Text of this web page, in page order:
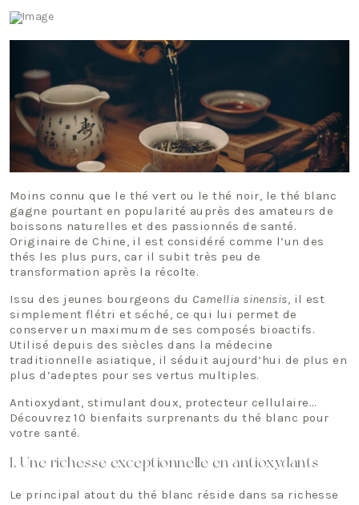
Moins connu que le thé vert ou le thé noir, le thé blanc
gagne pourtant en popularité auprès des amateurs de
boissons naturelles et des passionnés de santé.
Originaire de Chine, il est considéré comme l’un des
thés les plus purs, car il subit très peu de
transformation après la récolte.
Issu des jeunes bourgeons du Camellia sinensis, il est
simplement flétri et séché, ce qui lui permet de
conserver un maximum de ses composés bioactifs.
Utilisé depuis des siècles dans la médecine
traditionnelle asiatique, il séduit aujourd’hui de plus en
plus d’adeptes pour ses vertus multiples.
Antioxydant, stimulant doux, protecteur cellulaire…
Découvrez 10 bienfaits surprenants du thé blanc pour
votre santé.
1. Une richesse exceptionnelle en antioxydants
Le principal atout du thé blanc réside dans sa richesse